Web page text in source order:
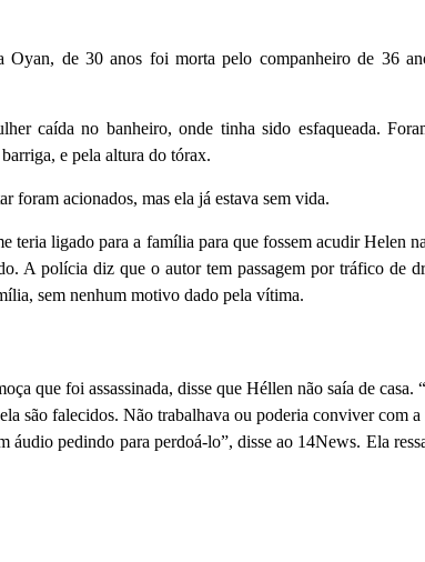
Oyan, de 30 anos foi morta pelo companheiro de 36
caída no banheiro, onde tinha sido esfaqueada.
e pela altura do tórax.
acionados, mas ela já estava sem vida.
teria ligado para a família para que fossem acudir Helen
A polícia diz que o autor tem passagem por tráfico de
sem nenhum motivo dado pela vítima.
que foi assassinada, disse que Héllen não saía de
são falecidos. Não trabalhava ou poderia conviver com
áudio pedindo para perdoá-lo”, disse ao 14News. Ela